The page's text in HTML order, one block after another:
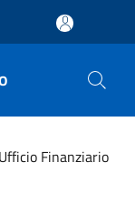
Ufficio Finanziario